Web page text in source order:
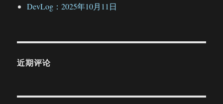
DevLog：2025年10月11日
近期评论